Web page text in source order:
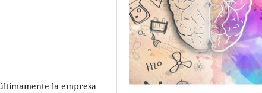
la empresa